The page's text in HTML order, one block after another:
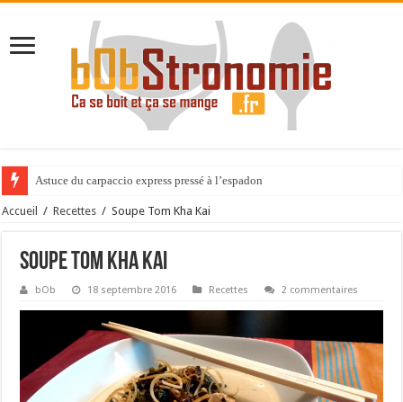
Astuce du carpaccio express pressé à l’espadon
Accueil / Recettes / Soupe Tom Kha Kai
Soupe Tom Kha Kai
bOb 18 septembre 2016 Recettes 2 commentaires